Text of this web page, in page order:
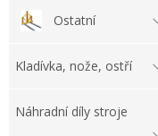
Ostatní
Kladívka, nože, ostří
Náhradní díly stroje